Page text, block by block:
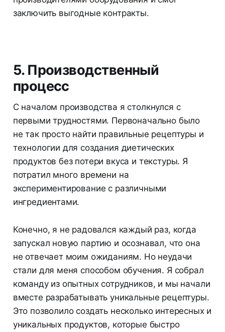
заключить выгодные контракты.
5. Производственный
процесс
С началом производства я столкнулся с
первыми трудностями. Первоначально было
не так просто найти правильные рецептуры и
технологии для создания диетических
продуктов без потери вкуса и текстуры. Я
потратил много времени на
экспериментирование с различными
ингредиентами.
Конечно, я не радовался каждый раз, когда
запускал новую партию и осознавал, что она
не отвечает моим ожиданиям. Но неудачи
стали для меня способом обучения. Я собрал
команду из опытных сотрудников, и мы начали
вместе разрабатывать уникальные рецептуры.
Это позволило создать несколько интересных и
уникальных продуктов, которые быстро